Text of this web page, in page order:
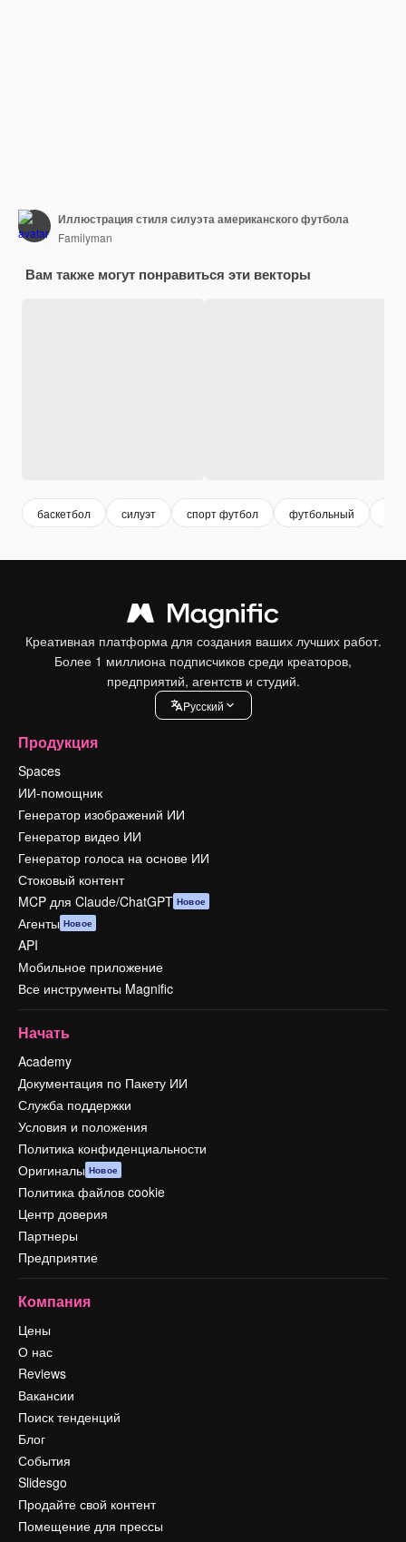
Иллюстрация стиля силуэта американского футбола
Familyman
Вам также могут понравиться эти векторы
баскетбол силуэт спорт футбол футбольный
Креативная платформа для создания ваших лучших работ.
Более 1 миллиона подписчиков среди креаторов,
предприятий, агентств и студий.
Pусский
Продукция
Spaces
ИИ-помощник
Генератор изображений ИИ
Генератор видео ИИ
Генератор голоса на основе ИИ
Стоковый контент
MCP для Claude/ChatGPT Новое
Агенты Новое
API
Мобильное приложение
Все инструменты Magnific
Начать
Academy
Документация по Пакету ИИ
Служба поддержки
Условия и положения
Политика конфиденциальности
Оригиналы Новое
Политика файлов cookie
Центр доверия
Партнеры
Предприятие
Компания
Цены
О нас
Reviews
Вакансии
Поиск тенденций
Блог
События
Slidesgo
Продайте свой контент
Помещение для прессы